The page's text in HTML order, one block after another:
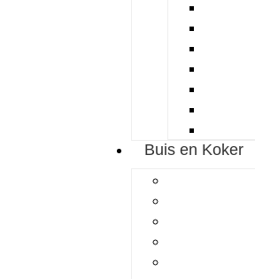
Buis en Koker